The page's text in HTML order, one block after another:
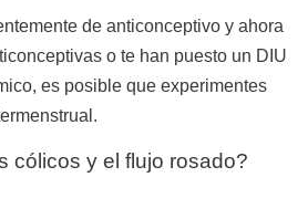
de anticonceptivo y ahora
o te han puesto un DIU
es posible que experimentes
cólicos y el flujo rosado?